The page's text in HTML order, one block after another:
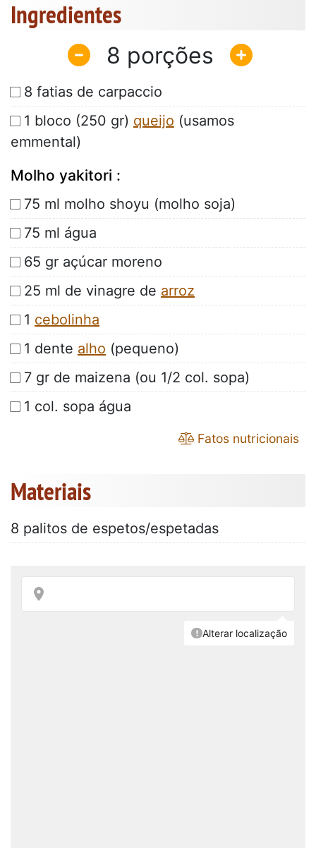
Ingredientes
8
8 fatias de carpaccio
1 bloco (250 gr) queijo (usamos
emmental)
Molho yakitori :
75 ml molho shoyu (molho soja)
75 ml água
65 gr açúcar moreno
25 ml de vinagre de arroz
1 cebolinha
1 dente alho (pequeno)
7 gr de maizena (ou 1/2 col. sopa)
1 col. sopa água
Fatos nutricionais
Materiais
8 palitos de espetos/espetadas